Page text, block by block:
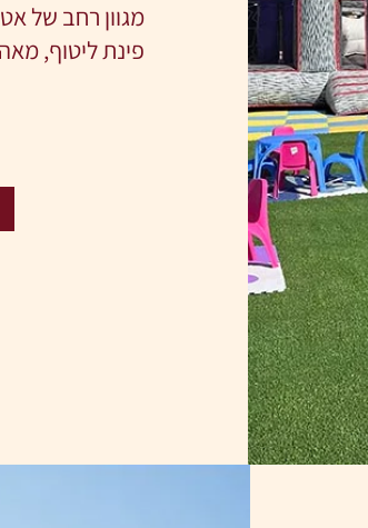
מגוון רחב של
פינת ליטוף,